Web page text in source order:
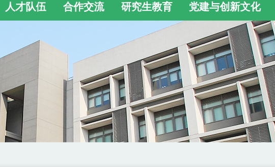
人才队伍 合作交流 研究生教育 党建与创新文化